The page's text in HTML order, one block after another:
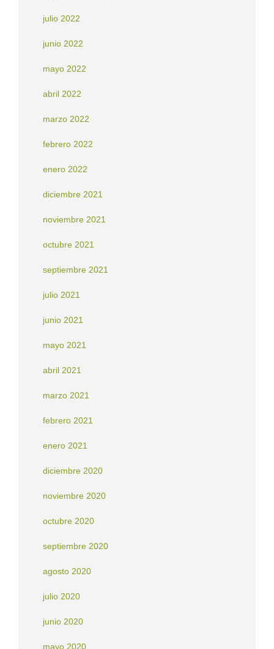
julio 2022
junio 2022
mayo 2022
abril 2022
marzo 2022
febrero 2022
enero 2022
diciembre 2021
noviembre 2021
octubre 2021
septiembre 2021
julio 2021
junio 2021
mayo 2021
abril 2021
marzo 2021
febrero 2021
enero 2021
diciembre 2020
noviembre 2020
octubre 2020
septiembre 2020
agosto 2020
julio 2020
junio 2020
mayo 2020